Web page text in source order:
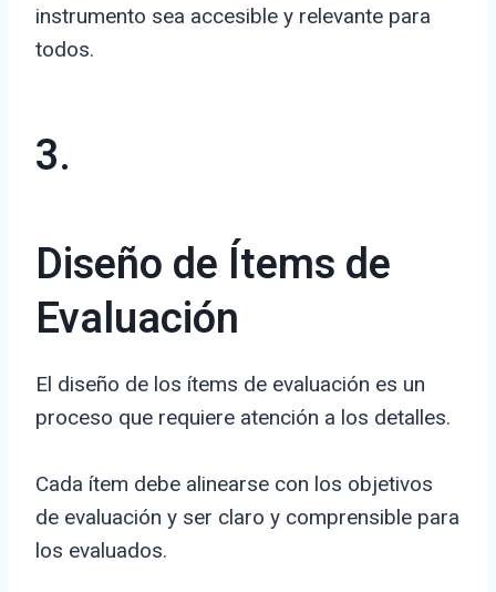
instrumento sea accesible y relevante para
todos.
3.
Diseño de Ítems de
Evaluación
El diseño de los ítems de evaluación es un
proceso que requiere atención a los detalles.
Cada ítem debe alinearse con los objetivos
de evaluación y ser claro y comprensible para
los evaluados.